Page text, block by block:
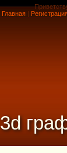
Главная |
3d